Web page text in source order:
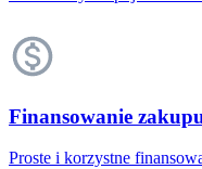
Finansowanie
Proste i korzystne